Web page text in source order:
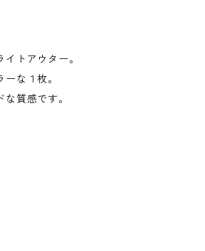
トアウター。
な１枚。
質感です。